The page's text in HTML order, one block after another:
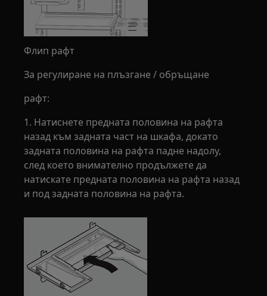
Флип рафт
За регулиране на плъзгане / обръщане
рафт:
1. Натиснете предната половина на рафта
назад към задната част на шкафа, докато
задната половина на рафта падне надолу,
след което внимателно продължете да
натискате предната половина на рафта назад
и под задната половина на рафта.